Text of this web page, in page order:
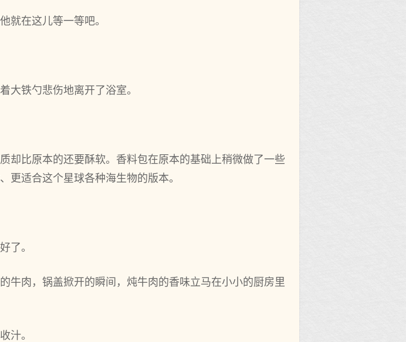
就在这儿等一等吧。
大铁勺悲伤地离开了浴室。
却比原本的还要酥软。香料包在原本的基础上稍微做了一些
更适合这个星球各种海生物的版本。
了。
牛肉，锅盖掀开的瞬间，炖牛肉的香味立马在小小的厨房里
汁。